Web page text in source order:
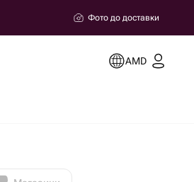
Фото до доставки
AMD